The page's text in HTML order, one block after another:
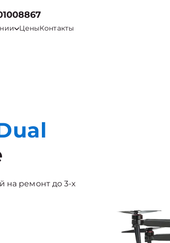
ЦеныКонтакты
на ремонт до 3-х